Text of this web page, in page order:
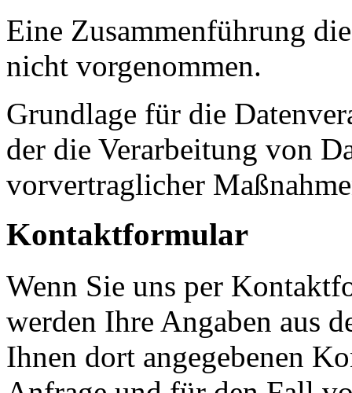
Eine Zusammenführung
nicht vorgenommen.
Grundlage für die
der die Verarbeitung von
vorvertraglicher
Kontaktformular
Wenn Sie uns per
werden Ihre Angaben aus
Ihnen dort angegebenen